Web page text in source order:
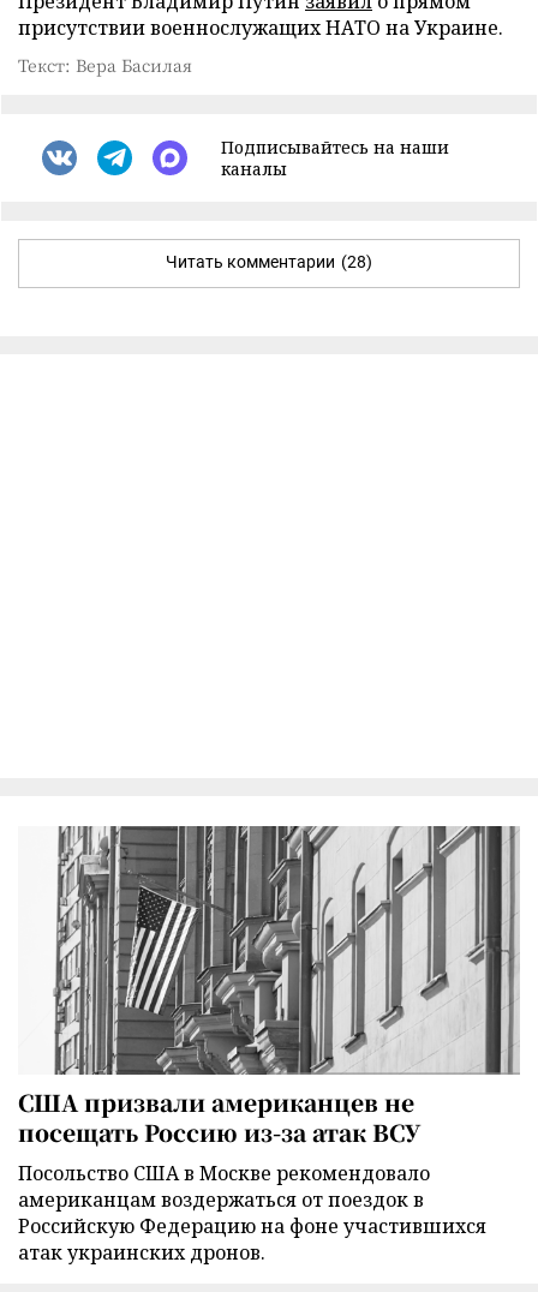
присутствии военнослужащих НАТО на Украине.
Текст: Вера Басилая
Подписывайтесь на наши
каналы
Читать комментарии (28)
США призвали американцев не
посещать Россию из-за атак ВСУ
Посольство США в Москве рекомендовало
американцам воздержаться от поездок в
Российскую Федерацию на фоне участившихся
атак украинских дронов.